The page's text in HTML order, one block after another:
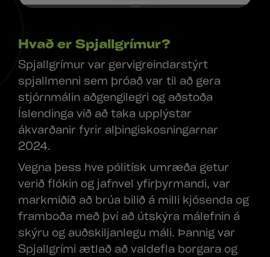
Hvað er Spjallgrímur?
Spjallgrímur var gervigreindarstýrt
spjallmenni sem þróað var til að gera
stjórnmálin aðgengilegri og aðstoða
Íslendinga við að taka upplýstar
ákvarðanir fyrir alþingiskosningarnar
2024.
Vegna þess hve pólitísk umræða getur
verið flókin og jafnvel yfirþyrmandi, var
markmiðið að brúa bilið á milli kjósenda og
framboða með því að útskýra málefnin á
skýru og auðskiljanlegu máli. Þannig var
Spjallgrími ætlað að valdefla borgara og